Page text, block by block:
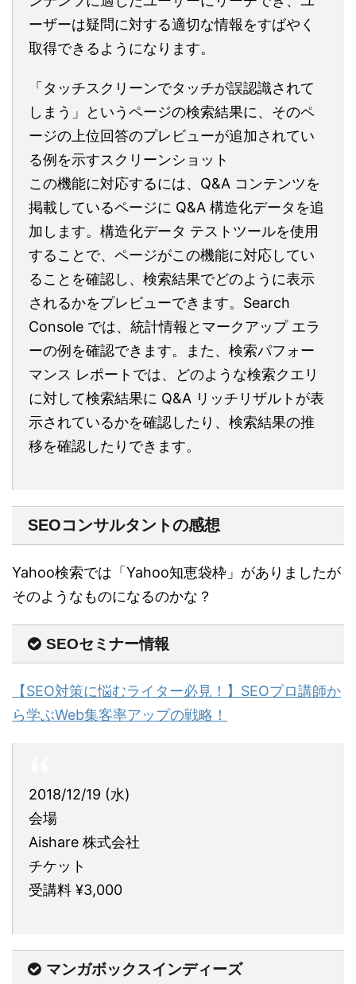
ーザーは疑問に対する適切な情報をすばやく
取得できるようになります。
「タッチスクリーンでタッチが誤認識されて
しまう」というページの検索結果に、そのペ
ージの上位回答のプレビューが追加されてい
る例を示すスクリーンショット
この機能に対応するには、Q&A コンテンツを
掲載しているページに Q&A 構造化データを追
加します。構造化データ テストツールを使用
することで、ページがこの機能に対応してい
ることを確認し、検索結果でどのように表示
されるかをプレビューできます。Search
Console では、統計情報とマークアップ エラ
ーの例を確認できます。また、検索パフォー
マンス レポートでは、どのような検索クエリ
に対して検索結果に Q&A リッチリザルトが表
示されているかを確認したり、検索結果の推
移を確認したりできます。
SEOコンサルタントの感想
Yahoo検索では「Yahoo知恵袋枠」がありましたが
そのようなものになるのかな？
SEOセミナー情報
【SEO対策に悩むライター必見！】SEOプロ講師か
ら学ぶWeb集客率アップの戦略！
2018/12/19 (水)
会場
Aishare 株式会社
チケット
受講料 ¥3,000
マンガボックスインディーズ